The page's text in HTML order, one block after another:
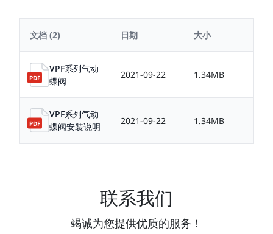
文档 (2) 日期 大小
VPF系列气动
蝶阀
2021-09-22 1.34MB
VPF系列气动
蝶阀安装说明
2021-09-22 1.34MB
联系我们
竭诚为您提供优质的服务！